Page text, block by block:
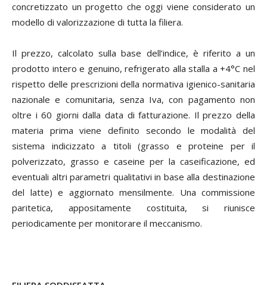
concretizzato un progetto che oggi viene considerato un
modello di valorizzazione di tutta la filiera.
Il prezzo, calcolato sulla base dell’indice, è riferito a un
prodotto intero e genuino, refrigerato alla stalla a +4°C nel
rispetto delle prescrizioni della normativa igienico-sanitaria
nazionale e comunitaria, senza Iva, con pagamento non
oltre i 60 giorni dalla data di fatturazione. Il prezzo della
materia prima viene definito secondo le modalità del
sistema indicizzato a titoli (grasso e proteine per il
polverizzato, grasso e caseine per la caseificazione, ed
eventuali altri parametri qualitativi in base alla destinazione
del latte) e aggiornato mensilmente. Una commissione
paritetica, appositamente costituita, si riunisce
periodicamente per monitorare il meccanismo.